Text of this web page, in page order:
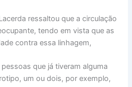
ressaltou que a circulação
tendo em vista que as
contra essa linhagem,
que já tiveram alguma
um ou dois, por exemplo,